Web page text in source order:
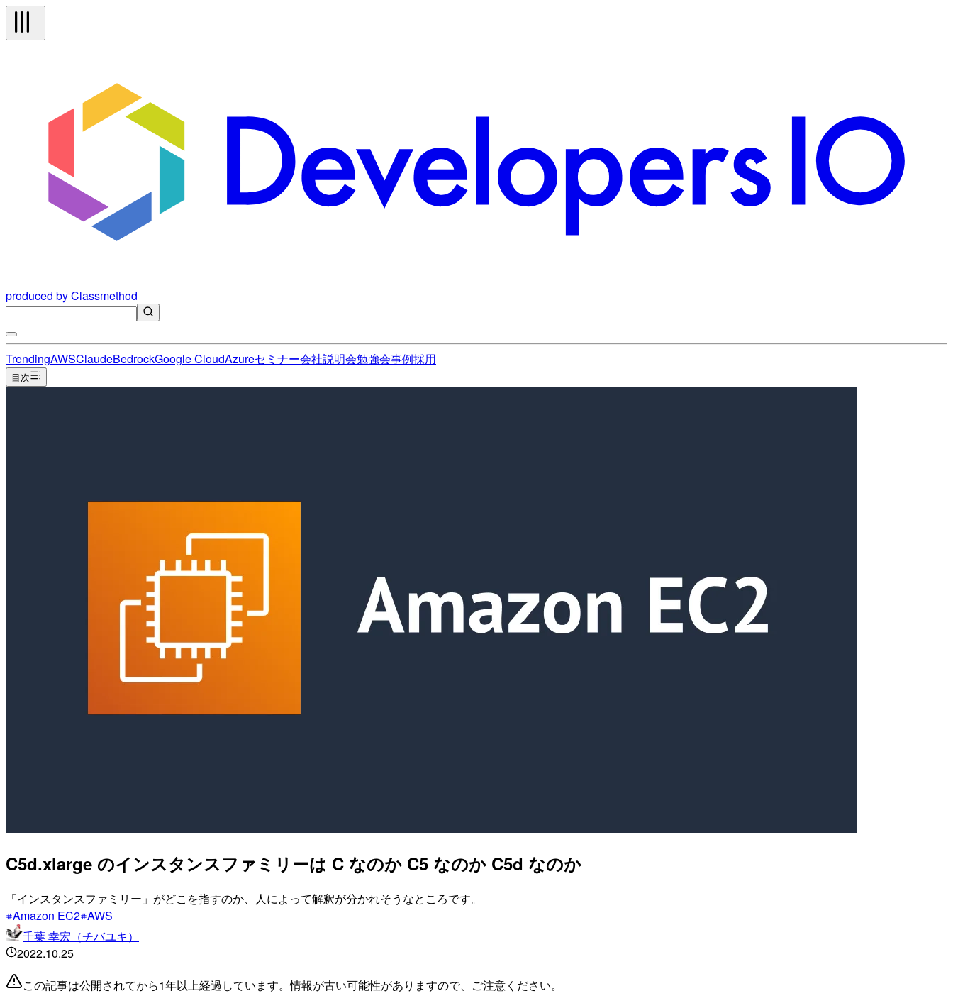
produced by Classmethod
TrendingAWSClaudeBedrockGoogle CloudAzureセミナー会社説明会勉強会事例採用
目次
C5d.xlarge のインスタンスファミリーは C なのか C5 なのか C5d なのか
「インスタンスファミリー」がどこを指すのか、人によって解釈が分かれそうなところです。
Amazon EC2 AWS
千葉 幸宏（チバユキ）
2022.10.25
この記事は公開されてから1年以上経過しています。情報が古い可能性がありますので、ご注意ください。